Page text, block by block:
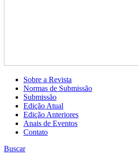
Sobre a Revista
Normas de Submissão
Submissão
Edição Atual
Edição Anteriores
Anais de Eventos
Contato
Buscar